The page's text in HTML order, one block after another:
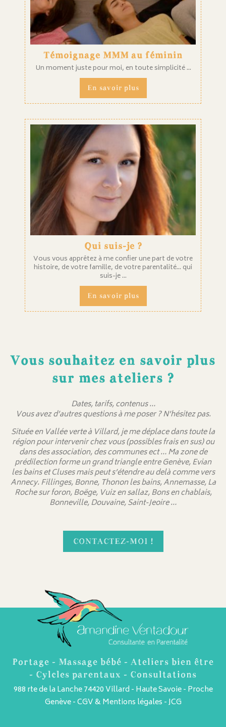
Témoignage MMM au féminin
Un moment juste pour moi, en toute simplicité ...
En savoir plus
Qui suis-je ?
Vous vous apprêtez à me confier une part de votre
histoire, de votre famille, de votre parentalité... qui
suis-je ...
En savoir plus
Vous souhaitez en savoir plus
sur mes ateliers ?
Dates, tarifs, contenus …
Vous avez d’autres questions à me poser ? N’hésitez pas.
Située en Vallée verte à Villard, je me déplace dans toute la
région pour intervenir chez vous (possibles frais en sus) ou
dans des association, des communes ect … Ma zone de
prédilection forme un grand triangle entre Genève, Evian
les bains et Cluses mais peut s’étendre au delà comme vers
Annecy. Fillinges, Bonne, Thonon les bains, Annemasse, La
Roche sur foron, Boëge, Vuiz en sallaz, Bons en chablais,
Bonneville, Douvaine, Saint-Jeoire …
CONTACTEZ-MOI !
Portage - Massage bébé - Ateliers bien être
- Cylcles parentaux - Consultations
988 rte de la Lanche 74420 Villard - Haute Savoie - Proche
Genève -CGV & Mentions légales -JCG